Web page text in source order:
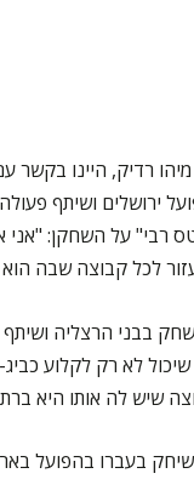
מיהו רדיק, היינו
ירושלים ושיתף
רבי" על השחקן: "אני
לכל קבוצה שבה הוא
בבני הרצליה
לא רק לקלוע
שיש לה אותו היא
בעברו בהפועל